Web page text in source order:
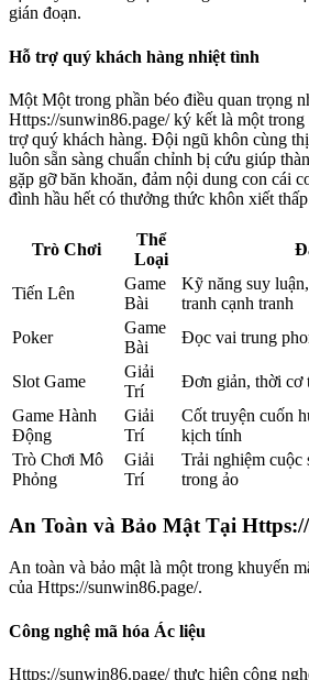
gián đoạn.
Hỗ trợ quý khách hàng nhiệt tình
Một Một trong phần béo điều quan trọng
Https://sunwin86.page/ ký kết là một
trợ quý khách hàng. Đội ngũ khôn cùng
luôn sẵn sàng chuẩn chỉnh bị cứu giúp
gặp gỡ băn khoăn, đảm nội dung con cái
đình hầu hết có thưởng thức khôn xiết
Trò Chơi
Thể
Loại
Tiến Lên
Game
Bài
Kỹ năng suy
tranh cạnh tranh
Poker
Game
Bài
Đọc vai trung
Slot Game
Giải
Trí
Đơn giản, thời cơ
Game Hành
Động
Giải
Trí
Cốt truyện cuốn
kịch tính
Trò Chơi Mô
Phỏng
Giải
Trí
Trải nghiệm cuộc
trong ảo
An Toàn và Bảo Mật Tại
An toàn và bảo mật là một trong khuyến
của Https://sunwin86.page/.
Công nghệ mã hóa Ác liệu
Https://sunwin86.page/ thực hiện công